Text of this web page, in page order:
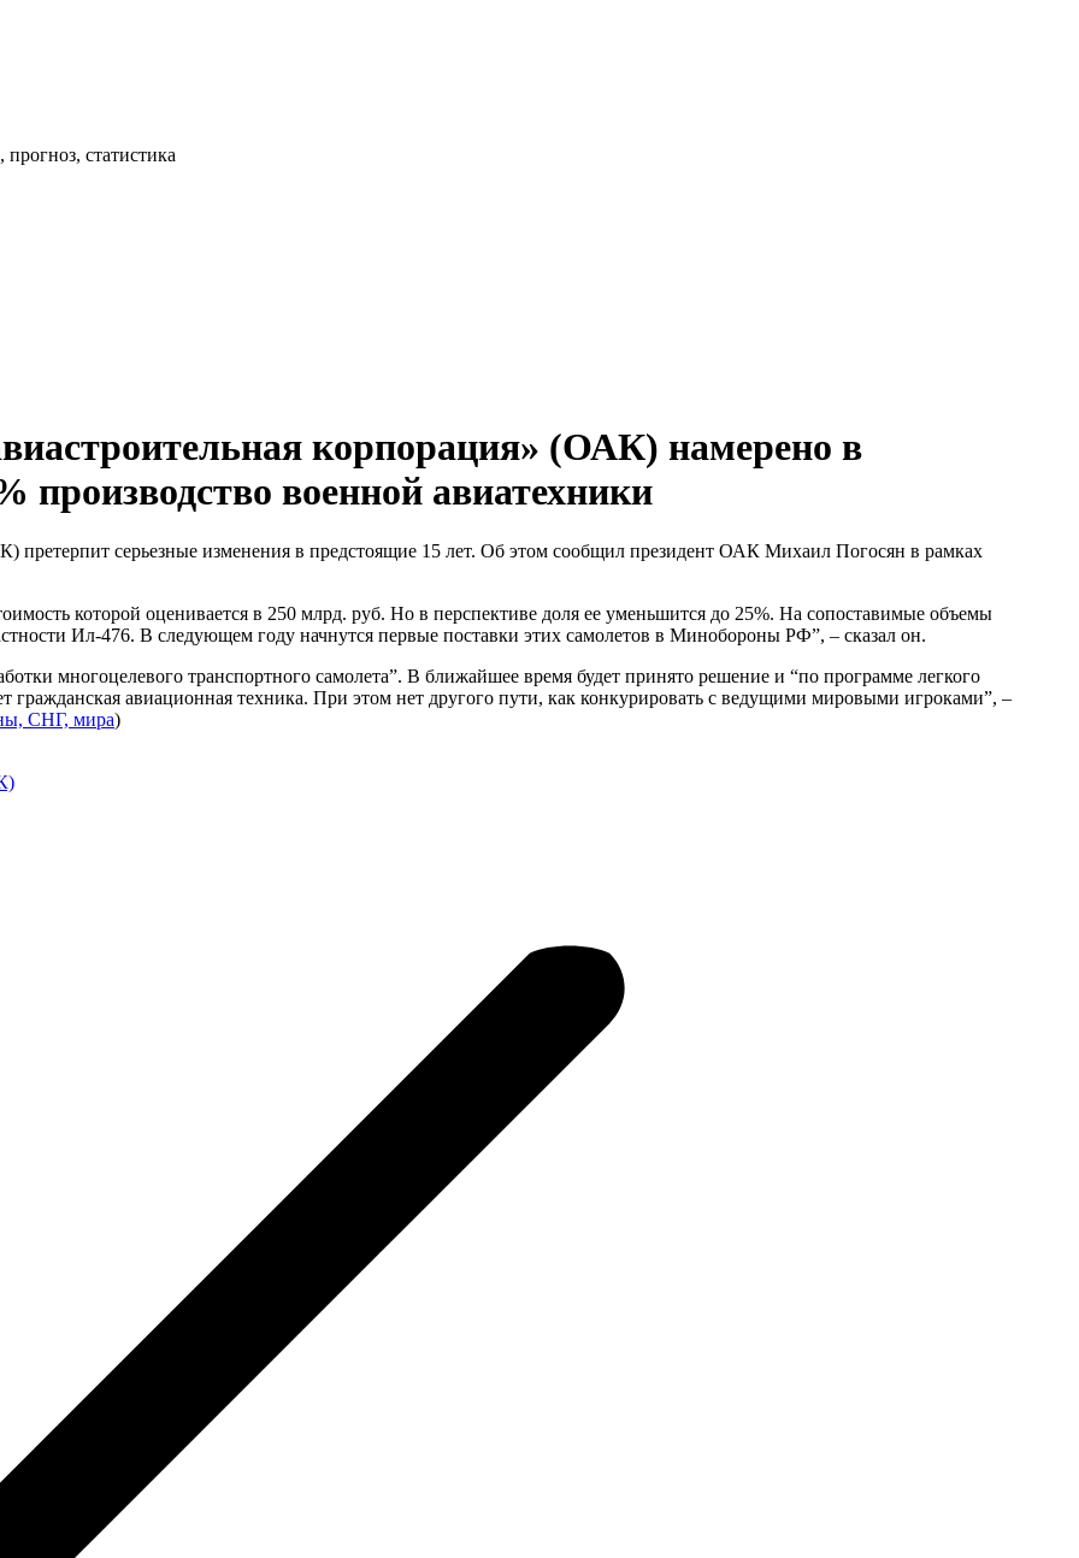
статистика
корпорация» (ОАК) намерено в
производство военной авиатехники
претерпит серьезные изменения в предстоящие 15 лет. Об этом сообщил президент ОАК Михаил Погосян в рамках
которой оценивается в 250 млрд. руб. Но в перспективе доля ее уменьшится до 25%. На сопоставимые объемы
Ил-476. В следующем году начнутся первые поставки этих самолетов в Минобороны РФ”, – сказал он.
многоцелевого транспортного самолета”. В ближайшее время будет принято решение и “по программе легкого
гражданская авиационная техника. При этом нет другого пути, как конкурировать с ведущими мировыми игроками”, –
СНГ, мира)